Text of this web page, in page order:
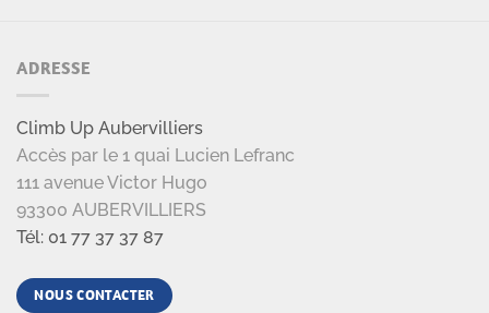
ADRESSE
Climb Up Aubervilliers
Accès par le 1 quai Lucien Lefranc
111 avenue Victor Hugo
93300 AUBERVILLIERS
Tél: 01 77 37 37 87
NOUS CONTACTER